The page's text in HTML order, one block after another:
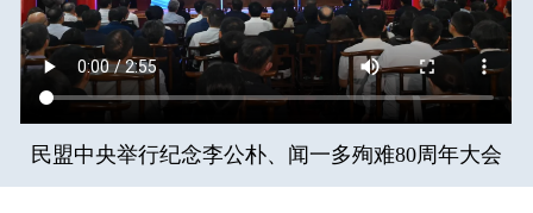
民盟中央举行纪念李公朴、闻一多殉难80周年大会